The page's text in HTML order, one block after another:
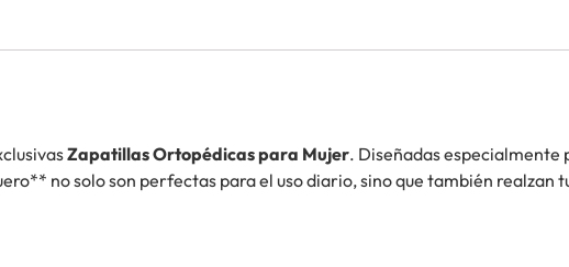
Zapatillas Ortopédicas para Mujer. Diseñadas
no solo son perfectas para el uso diario, sino que también